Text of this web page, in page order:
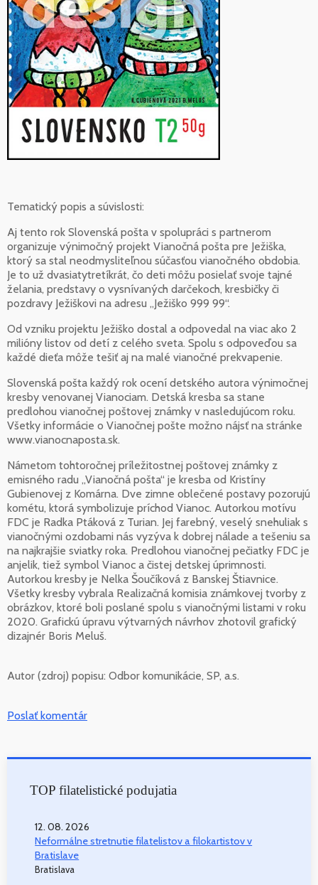
Tematický popis a súvislosti:
Aj tento rok Slovenská pošta v spolupráci s partnerom
organizuje výnimočný projekt Vianočná pošta pre Ježiška,
ktorý sa stal neodmysliteľnou súčasťou vianočného obdobia.
Je to už dvasiatytretíkrát, čo deti môžu posielať svoje tajné
želania, predstavy o vysnívaných darčekoch, kresbičky či
pozdravy Ježiškovi na adresu „Ježiško 999 99“.
Od vzniku projektu Ježiško dostal a odpovedal na viac ako 2
milióny listov od detí z celého sveta. Spolu s odpoveďou sa
každé dieťa môže tešiť aj na malé vianočné prekvapenie.
Slovenská pošta každý rok ocení detského autora výnimočnej
kresby venovanej Vianociam. Detská kresba sa stane
predlohou vianočnej poštovej známky v nasledujúcom roku.
Všetky informácie o Vianočnej pošte možno nájsť na stránke
www.vianocnaposta.sk.
Námetom tohtoročnej príležitostnej poštovej známky z
emisného radu „Vianočná pošta“ je kresba od Kristíny
Gubienovej z Komárna. Dve zimne oblečené postavy pozorujú
kométu, ktorá symbolizuje príchod Vianoc. Autorkou motívu
FDC je Radka Ptáková z Turian. Jej farebný, veselý snehuliak s
vianočnými ozdobami nás vyzýva k dobrej nálade a tešeniu sa
na najkrajšie sviatky roka. Predlohou vianočnej pečiatky FDC je
anjelik, tiež symbol Vianoc a čistej detskej úprimnosti.
Autorkou kresby je Nelka Šoučíková z Banskej Štiavnice.
Všetky kresby vybrala Realizačná komisia známkovej tvorby z
obrázkov, ktoré boli poslané spolu s vianočnými listami v roku
2020. Grafickú úpravu výtvarných návrhov zhotovil grafický
dizajnér Boris Meluš.
Autor (zdroj) popisu: Odbor komunikácie, SP, a.s.
Poslať komentár
TOP filatelistické podujatia
12. 08. 2026
Neformálne stretnutie filatelistov a filokartistov v
Bratislave
Bratislava